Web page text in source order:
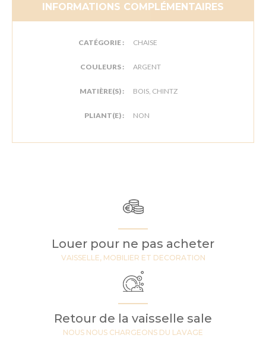
INFORMATIONS COMPLÉMENTAIRES
CATÉGORIE : CHAISE
COULEURS : ARGENT
MATIÈRE(S) : BOIS, CHINTZ
PLIANT(E) : NON
Louer pour ne pas acheter
VAISSELLE, MOBILIER ET DECORATION
Retour de la vaisselle sale
NOUS NOUS CHARGEONS DU LAVAGE